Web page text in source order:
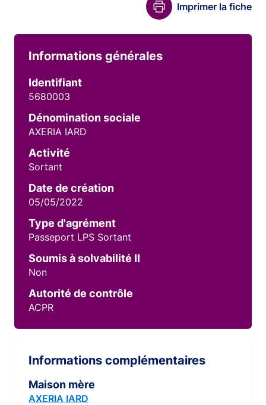
Imprimer la fiche
Informations générales
Identifiant
5680003
Dénomination sociale
AXERIA IARD
Activité
Sortant
Date de création
05/05/2022
Type d'agrément
Passeport LPS Sortant
Soumis à solvabilité II
Non
Autorité de contrôle
ACPR
Informations complémentaires
Maison mère
AXERIA IARD